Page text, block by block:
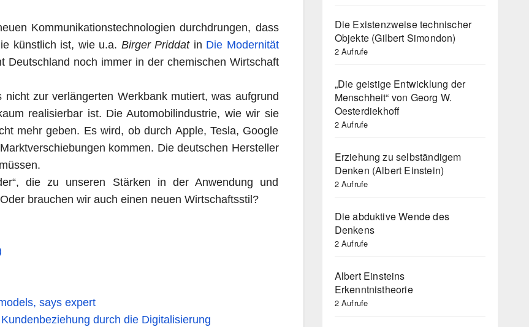
Kommunikationstechnologien durchdrungen, dass
künstlich ist, wie u.a. Birger Priddatin Die Modernität
Deutschland noch immer in der chemischen Wirtschaft
zur verlängerten Werkbank mutiert, was aufgrund
realisierbar ist. Die Automobilindustrie, wie wir sie
mehr geben. Es wird, ob durch Apple, Tesla, Google
kommen. Die deutschen Hersteller
die zu unseren Stärken in der Anwendung und
brauchen wir auch einen neuen Wirtschaftsstil?
says expert
durch die Digitalisierung
Die Existenzweise technischer
Objekte (Gilbert Simondon)
2 Aufrufe
„Die geistige Entwicklung der
Menschheit“ von Georg W.
Oesterdiekhoff
2 Aufrufe
Erziehung zu selbständigem
Denken (Albert Einstein)
2 Aufrufe
Die abduktive Wende des
Denkens
2 Aufrufe
Albert Einsteins
Erkenntnistheorie
2 Aufrufe